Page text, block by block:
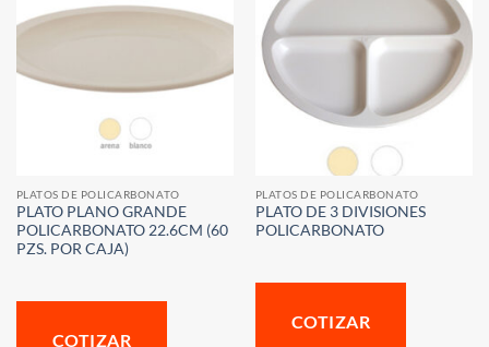
PLATOS DE POLICARBONATO
PLATO PLANO GRANDE
POLICARBONATO 22.6CM (60
PZS. POR CAJA)
COTIZAR
PLATOS DE POLICARBONATO
PLATO DE 3 DIVISIONES
POLICARBONATO
COTIZAR